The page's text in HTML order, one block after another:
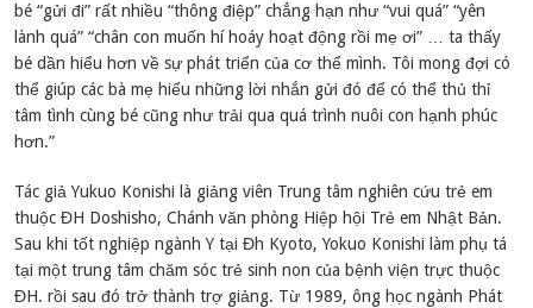
bé “gửi đi” rất nhiều “thông điệp” chẳng hạn như “vui quá” “yên
lành quá” “chân con muốn hí hoáy hoạt động rồi mẹ ơi” … ta thấy
bé dần hiểu hơn về sự phát triển của cơ thể mình. Tôi mong đợi có
thể giúp các bà mẹ hiểu những lời nhắn gửi đó để có thể thủ thỉ
tâm tình cùng bé cũng như trải qua quá trình nuôi con hạnh phúc
hơn.”
Tác giả Yukuo Konishi là giảng viên Trung tâm nghiên cứu trẻ em
thuộc ĐH Doshisho, Chánh văn phòng Hiệp hội Trẻ em Nhật Bản.
Sau khi tốt nghiệp ngành Y tại Đh Kyoto, Yokuo Konishi làm phụ tá
tại một trung tâm chăm sóc trẻ sinh non của bệnh viện trực thuộc
ĐH. rồi sau đó trở thành trợ giảng. Từ 1989, ông học ngành Phát